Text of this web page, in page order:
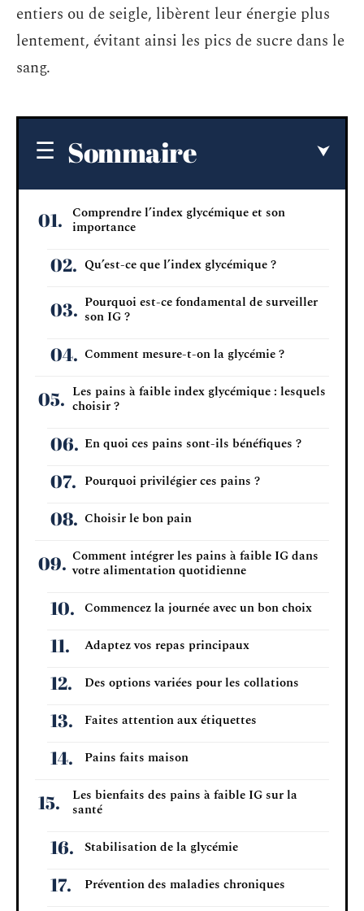
entiers ou de seigle, libèrent leur énergie plus
lentement, évitant ainsi les pics de sucre dans le
sang.
Sommaire
Comprendre l’index glycémique et son
importance
Qu’est-ce que l’index glycémique ?
Pourquoi est-ce fondamental de surveiller
son IG ?
Comment mesure-t-on la glycémie ?
Les pains à faible index glycémique : lesquels
choisir ?
En quoi ces pains sont-ils bénéfiques ?
Pourquoi privilégier ces pains ?
Choisir le bon pain
Comment intégrer les pains à faible IG dans
votre alimentation quotidienne
Commencez la journée avec un bon choix
Adaptez vos repas principaux
Des options variées pour les collations
Faites attention aux étiquettes
Pains faits maison
Les bienfaits des pains à faible IG sur la
santé
Stabilisation de la glycémie
Prévention des maladies chroniques